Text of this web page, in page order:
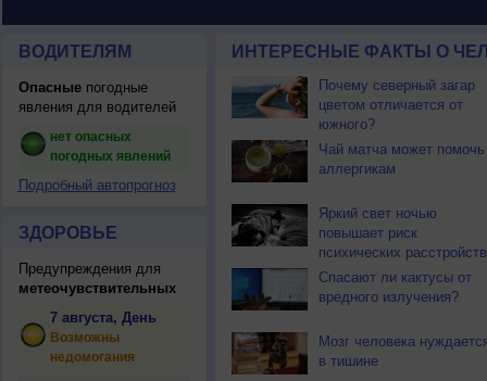
ВОДИТЕЛЯМ
Опасныепогодные
явления для водителей
нет опасных
погодных явлений
Подробный автопрогноз
ЗДОРОВЬЕ
Предупреждения для
метеочувствительных
7 августа, День
Возможны
недомогания
ИНТЕРЕСНЫЕ ФАКТЫ О
Почему северный загар
цветом отличается от
южного?
Чай матча может помочь
аллергикам
Яркий свет ночью
повышает риск
психических расстройств
Спасают ли кактусы от
вредного излучения?
Мозг человека
в тишине